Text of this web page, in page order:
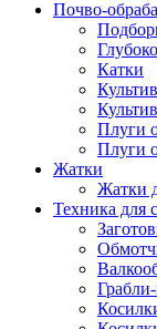
Почво-
Катки
Плуги
Плуги
Жатки
Жатки
Техника для